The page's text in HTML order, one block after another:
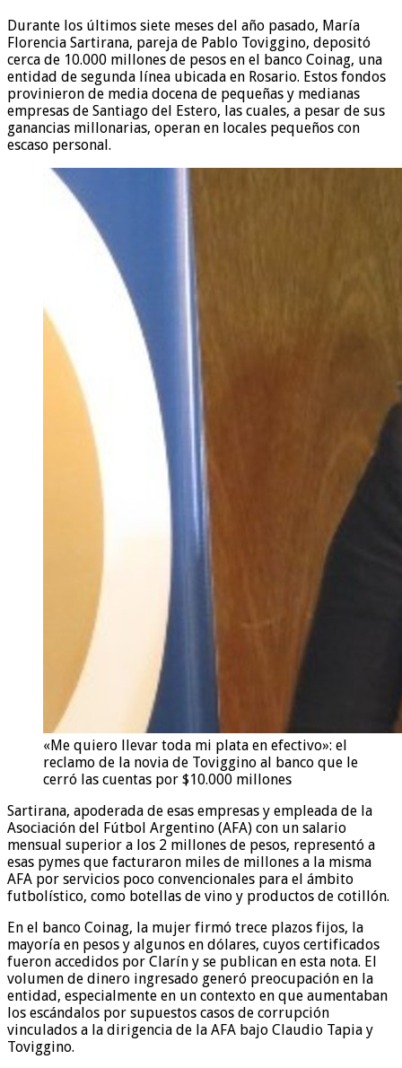
Durante los últimos siete meses del año pasado, María
Florencia Sartirana, pareja de Pablo Toviggino, depositó
cerca de 10.000 millones de pesos en el banco Coinag, una
entidad de segunda línea ubicada en Rosario. Estos fondos
provinieron de media docena de pequeñas y medianas
empresas de Santiago del Estero, las cuales, a pesar de sus
ganancias millonarias, operan en locales pequeños con
escaso personal.
«Me quiero llevar toda mi plata en efectivo»: el
reclamo de la novia de Toviggino al banco que le
cerró las cuentas por $10.000 millones
Sartirana, apoderada de esas empresas y empleada de la
Asociación del Fútbol Argentino (AFA) con un salario
mensual superior a los 2 millones de pesos, representó a
esas pymes que facturaron miles de millones a la misma
AFA por servicios poco convencionales para el ámbito
futbolístico, como botellas de vino y productos de cotillón.
En el banco Coinag, la mujer firmó trece plazos fijos, la
mayoría en pesos y algunos en dólares, cuyos certificados
fueron accedidos por Clarín y se publican en esta nota. El
volumen de dinero ingresado generó preocupación en la
entidad, especialmente en un contexto en que aumentaban
los escándalos por supuestos casos de corrupción
vinculados a la dirigencia de la AFA bajo Claudio Tapia y
Toviggino.